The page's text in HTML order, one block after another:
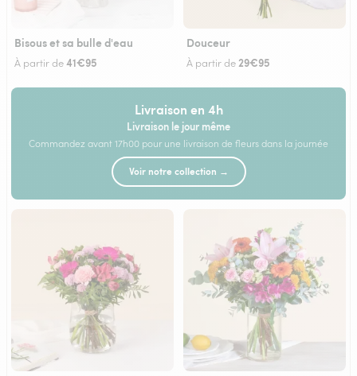
Bisous et sa bulle d'eau
À partir de41€95
Douceur
À partir de29€95
Livraison en 4h
Livraison le jour même
Commandez avant 17h00 pour une livraison de fleurs dans la journée
Voir notre collection →